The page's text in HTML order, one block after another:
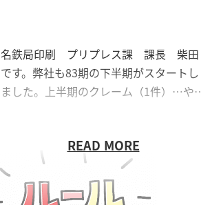
名鉄局印刷 プリプレス課 課長 柴田
です。弊社も83期の下半期がスタートし
ました。上半期のクレーム（1件）…や